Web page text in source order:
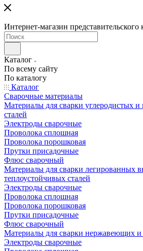
Интернет-магазин представительского
Каталог
По всему сайту
По каталогу
Каталог
Сварочные материалы
Материалы для сварки углеродистых и
сталей
Электроды сварочные
Проволока сплошная
Проволока порошковая
Прутки присадочные
Флюс сварочный
Материалы для сварки легированных
теплоустойчивых сталей
Электроды сварочные
Проволока сплошная
Проволока порошковая
Прутки присадочные
Флюс сварочный
Материалы для сварки нержавеющих и
Электроды сварочные